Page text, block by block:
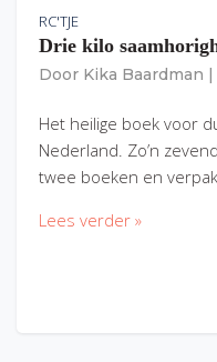
RC'TJE
Drie kilo
Door Kika Baardman
Het heilige boek voor
Nederland. Zo’n
twee boeken en
Lees verder »